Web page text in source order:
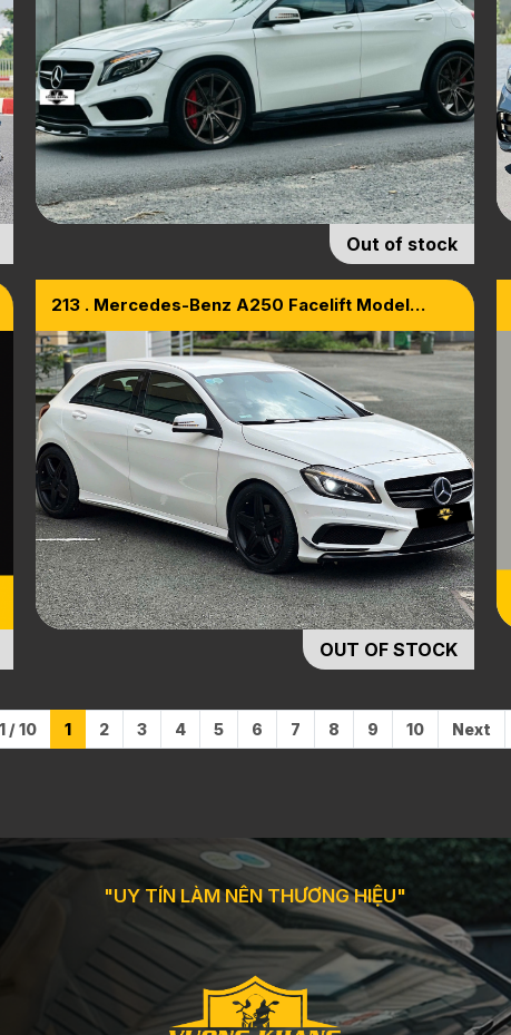
Out of stock
213 . Mercedes-Benz A250 Facelift Model
OUT OF STOCK
/ 10 1 2 3 4 5 6 7 8 9 10 Next
"UY TÍN LÀM NÊN THƯƠNG HIỆU"